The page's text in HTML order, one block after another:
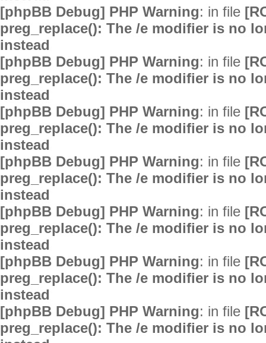
[phpBB Debug] PHP Warning: in file
preg_replace(): The /e modifier is no
instead
[phpBB Debug] PHP Warning: in file
preg_replace(): The /e modifier is no
instead
[phpBB Debug] PHP Warning: in file
preg_replace(): The /e modifier is no
instead
[phpBB Debug] PHP Warning: in file
preg_replace(): The /e modifier is no
instead
[phpBB Debug] PHP Warning: in file
preg_replace(): The /e modifier is no
instead
[phpBB Debug] PHP Warning: in file
preg_replace(): The /e modifier is no
instead
[phpBB Debug] PHP Warning: in file
preg_replace(): The /e modifier is no